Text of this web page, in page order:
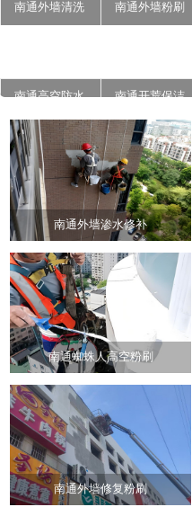
南通外墙清洗 南通外墙粉刷
南通高空防水 南通开荒保洁
南通石材翻新养
护
南通地面高压清
洗
南通外墙渗水修补
南通蜘蛛人高空粉刷
南通外墙修复粉刷